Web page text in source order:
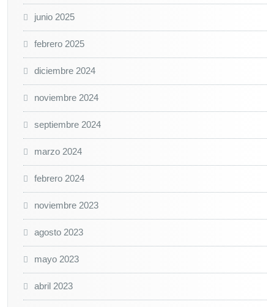
junio 2025
febrero 2025
diciembre 2024
noviembre 2024
septiembre 2024
marzo 2024
febrero 2024
noviembre 2023
agosto 2023
mayo 2023
abril 2023